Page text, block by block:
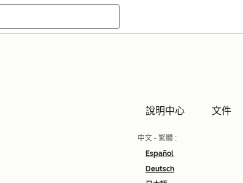
說明中心 文件
中文 - 繁體 :
Español
Deutsch